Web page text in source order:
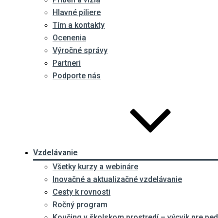
Hlavné piliere
Tím a kontakty
Ocenenia
Výročné správy
Partneri
Podporte nás
Vzdelávanie
Všetky kurzy a webináre
Inovačné a aktualizačné vzdelávanie
Cesty k rovnosti
Ročný program